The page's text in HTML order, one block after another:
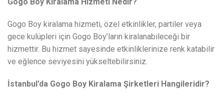
Gogo Boy kiralama hizmeti, özel etkinlikler, partiler veya
gece kulüpleri için Gogo Boy’ların kiralanabileceği bir
hizmettir. Bu hizmet sayesinde etkinliklerinize renk katabilir
ve eğlence seviyesini yükseltebilirsiniz.
İstanbul’da Gogo Boy Kiralama Şirketleri Hangileridir?